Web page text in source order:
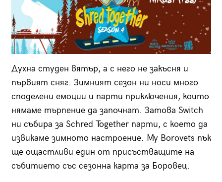
Духна студен вятър, а с него не закъсня и
първият сняг. Зимният сезон ни носи много
споделени емоции и парти приключения, които
нямаме търпение да започнат. Затова Switch
ни събира за Schred Together парти, с което да
извикаме зимното настроение. My Borovets пък
ще ощастливи един от присъстващите на
събитието със сезонна карта за Боровец.